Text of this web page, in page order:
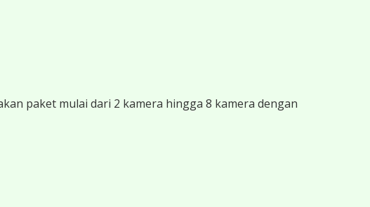
paket mulai dari 2 kamera hingga 8 kamera dengan